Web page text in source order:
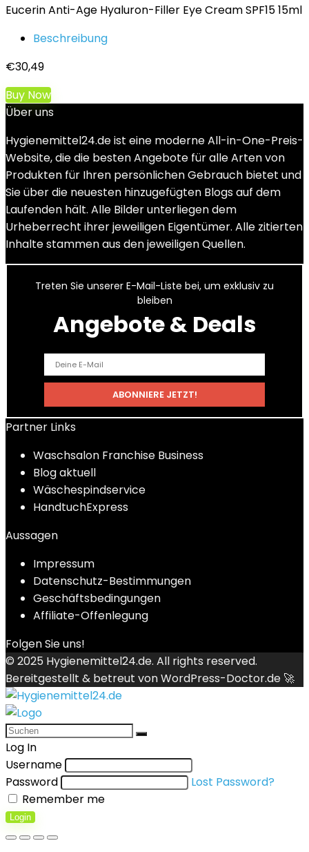
Eucerin Anti-Age Hyaluron-Filler Eye Cream SPF15 15ml
Beschreibung
€30,49
Buy Now
Über uns
Hygienemittel24.de ist eine moderne All-in-One-Preis-
Website, die die besten Angebote für alle Arten von
Produkten für Ihren persönlichen Gebrauch bietet und
Sie über die neuesten hinzugefügten Blogs auf dem
Laufenden hält. Alle Bilder unterliegen dem
Urheberrecht ihrer jeweiligen Eigentümer. Alle zitierten
Inhalte stammen aus den jeweiligen Quellen.
Treten Sie unserer E-Mail-Liste bei, um exklusiv zu
bleiben
Angebote & Deals
Partner Links
Waschsalon Franchise Business
Blog aktuell
Wäschespindservice
HandtuchExpress
Aussagen
Impressum
Datenschutz-Bestimmungen
Geschäftsbedingungen
Affiliate-Offenlegung
Folgen Sie uns!
© 2025 Hygienemittel24.de. All rights reserved.
Bereitgestellt & betreut vonWordPress-Doctor.de 🚀
Log In
Username
Password
Lost Password?
Remember me
Login